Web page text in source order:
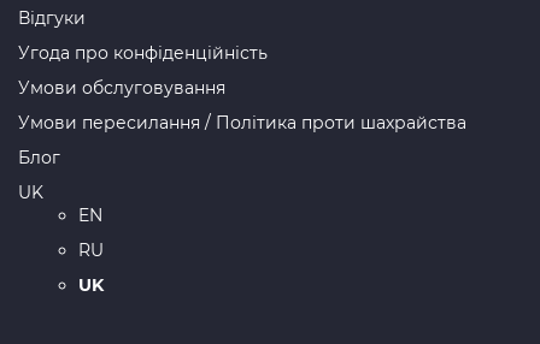
Відгуки
Угода про конфіденційність
Умови обслуговування
Умови пересилання / Політика проти шахрайства
Блог
UK
EN
RU
UK